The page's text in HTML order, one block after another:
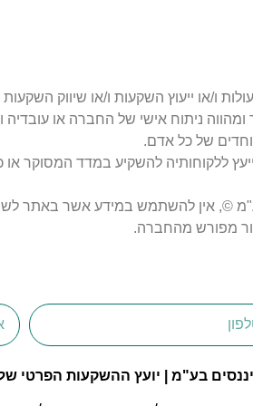
ו/או ייעוץ השקעות ו/או שיווק השקעות
ניתוח אישי של החברה או עובדיה
של כל אדם.
ללקוחותיה להשקיע במדד המסוקר או
בע"מ ©, אין להשתמש במידע אשר באתר
מפורש מהחברה.
בע"מ | יועץ ההשקעות הפרטי שלך בשוק ההון | 2008-